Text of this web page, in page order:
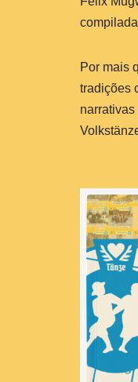
Por mais
tradições